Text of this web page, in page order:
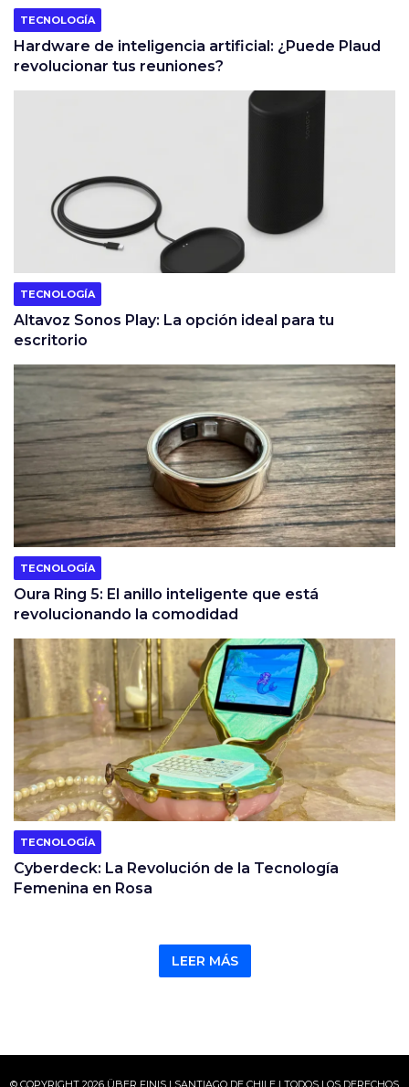
TECNOLOGÍA
Hardware de inteligencia artificial: ¿Puede Plaud
revolucionar tus reuniones?
TECNOLOGÍA
Altavoz Sonos Play: La opción ideal para tu
escritorio
TECNOLOGÍA
Oura Ring 5: El anillo inteligente que está
revolucionando la comodidad
TECNOLOGÍA
Cyberdeck: La Revolución de la Tecnología
Femenina en Rosa
LEER MÁS